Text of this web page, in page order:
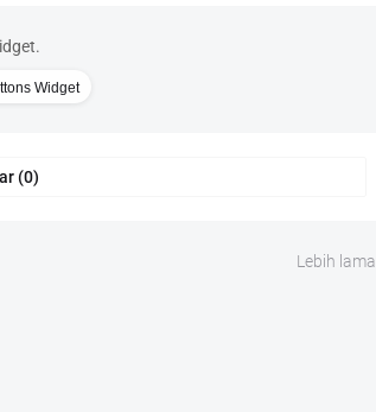
Widget
(0)
Lebih lama